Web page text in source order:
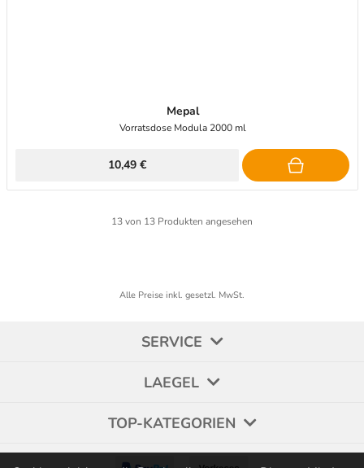
Mepal
Vorratsdose Modula 2000 ml
10,49 €
13von 13 Produkten angesehen
Alle Preise inkl. gesetzl. MwSt.
SERVICE
LAEGEL
TOP-KATEGORIEN